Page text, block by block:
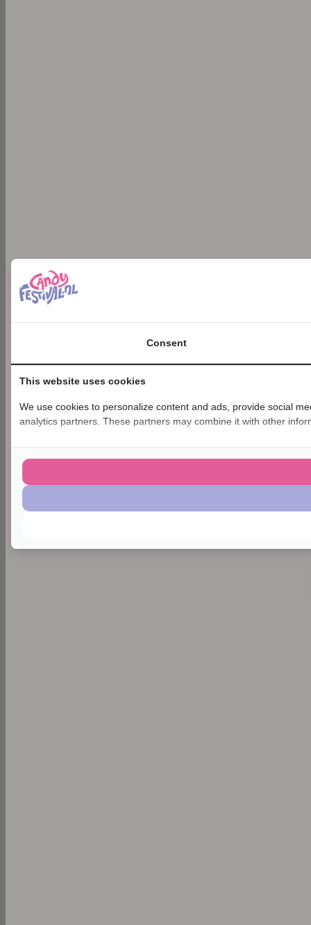
Consent
This website uses cookies
We use cookies to personalize content and ads, provide social
analytics partners. These partners may combine it with other